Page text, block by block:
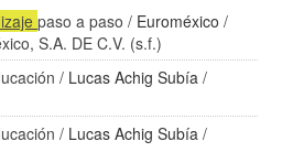
paso a paso / Euroméxico /
S.A. DE C.V. (s.f.)
/ Lucas Achig Subía /
/ Lucas Achig Subía /